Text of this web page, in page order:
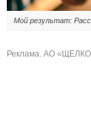
Мой результат:
Реклама. АО